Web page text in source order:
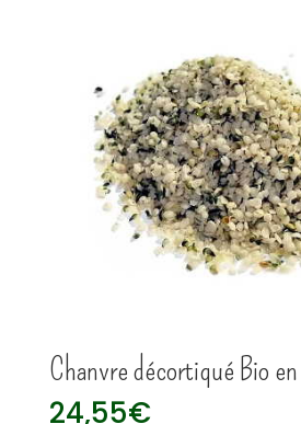
Chanvre décortiqué Bio
24,55€